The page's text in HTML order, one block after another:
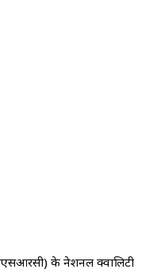
के नेशनल क्वालिटी